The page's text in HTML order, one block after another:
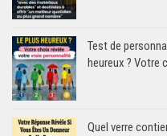
Test de
heureux ? Votre
Quel verre